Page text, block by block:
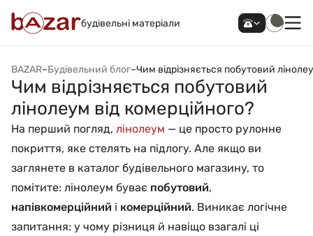
будівельні матеріали
BAZAR–Будівельний блог–Чим відрізняється побутовий
Чим відрізняється побутовий
лінолеум від комерційного?
На перший погляд, лінолеум — це просто рулонне
покриття, яке стелять на підлогу. Але якщо ви
заглянете в каталог будівельного магазину, то
помітите: лінолеум буває побутовий,
напівкомерційний і комерційний. Виникає логічне
запитання: у чому різниця й навіщо взагалі ці